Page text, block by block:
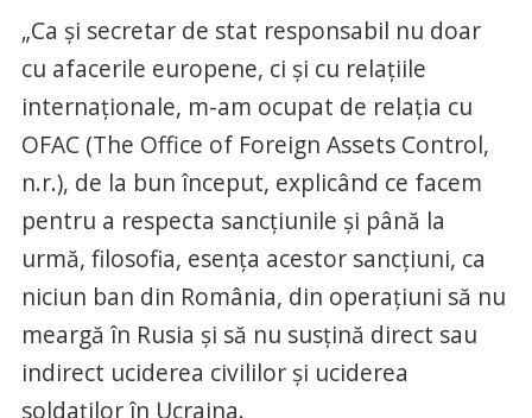
„Ca şi secretar de stat responsabil nu doar
cu afacerile europene, ci şi cu relaţiile
internaţionale, m-am ocupat de relaţia cu
OFAC (The Office of Foreign Assets Control,
n.r.), de la bun început, explicând ce facem
pentru a respecta sancţiunile şi până la
urmă, filosofia, esenţa acestor sancţiuni, ca
niciun ban din România, din operaţiuni să nu
meargă în Rusia şi să nu susţină direct sau
indirect uciderea civililor şi uciderea
soldaţilor în Ucraina.